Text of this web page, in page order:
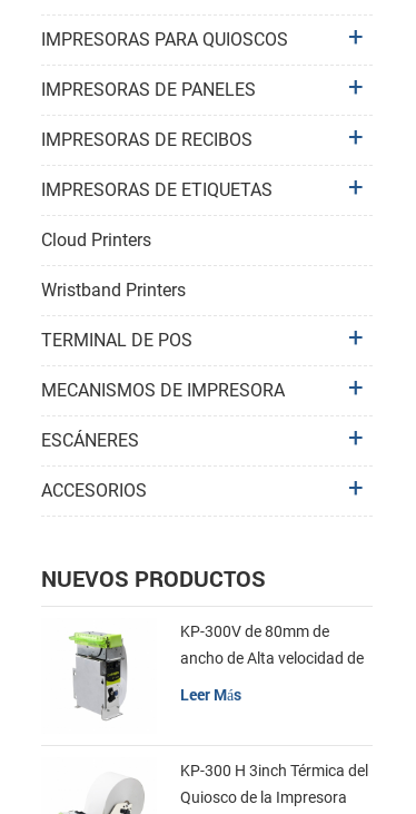
IMPRESORAS PARA QUIOSCOS
IMPRESORAS DE PANELES
IMPRESORAS DE RECIBOS
IMPRESORAS DE ETIQUETAS
Cloud Printers
Wristband Printers
TERMINAL DE POS
MECANISMOS DE IMPRESORA
ESCÁNERES
ACCESORIOS
NUEVOS PRODUCTOS
KP-300V de 80mm de
ancho de Alta velocidad de
la Impresora Térmica del
Leer Más
KP-300 H 3inch Térmica del
Quiosco de la Impresora